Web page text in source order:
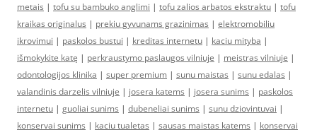
metais | tofu su bambuko anglimi | tofu zalios arbatos ekstraktu | tofu
kraikas originalus | prekiu gyvunams grazinimas | elektromobiliu
ikrovimui | paskolos bustui | kreditas internetu | kaciu mityba |
išmokykite katę | perkraustymo paslaugos vilniuje | meistras vilniuje |
odontologijos klinika | super premium | sunu maistas | sunu edalas |
valandinis darzelis vilniuje | josera katems | josera sunims | paskolos
internetu | guoliai sunims | dubeneliai sunims | sunu dziovintuvai |
konservai sunims | kaciu tualetas | sausas maistas katems | konservai